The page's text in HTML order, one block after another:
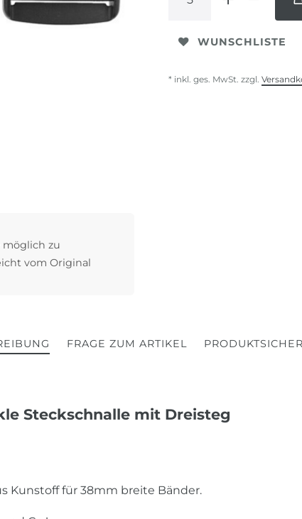
möglich zu
vom Original
WUNSCHLISTE
* inkl. ges. MwSt. zzgl.
FRAGE ZUM ARTIKEL
Steckschnalle mit Dreisteg
Kunstoff für 38mm breite Bänder.